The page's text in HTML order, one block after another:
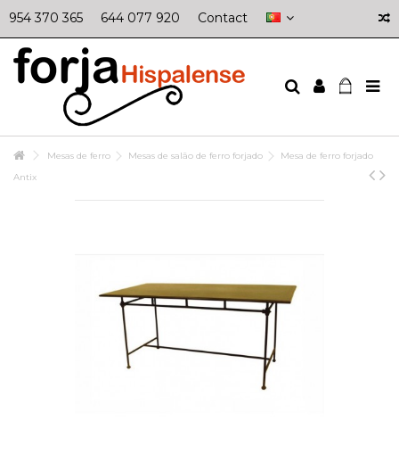
954 370 365 644 077 920 Contact
Mesas de ferro Mesas de salão de ferro forjado
Mesa de ferro forjado
Antix